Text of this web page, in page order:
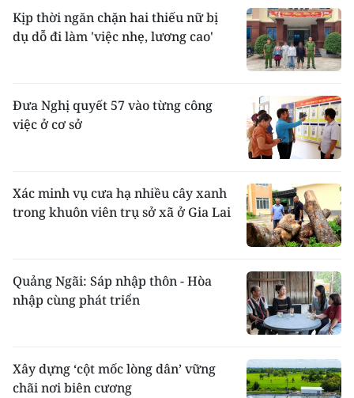
Kịp thời ngăn chặn hai thiếu nữ bị
dụ dỗ đi làm 'việc nhẹ, lương cao'
Đưa Nghị quyết 57 vào từng công
việc ở cơ sở
Xác minh vụ cưa hạ nhiều cây xanh
trong khuôn viên trụ sở xã ở Gia Lai
Quảng Ngãi: Sáp nhập thôn - Hòa
nhập cùng phát triển
Xây dựng ‘cột mốc lòng dân’ vững
chãi nơi biên cương